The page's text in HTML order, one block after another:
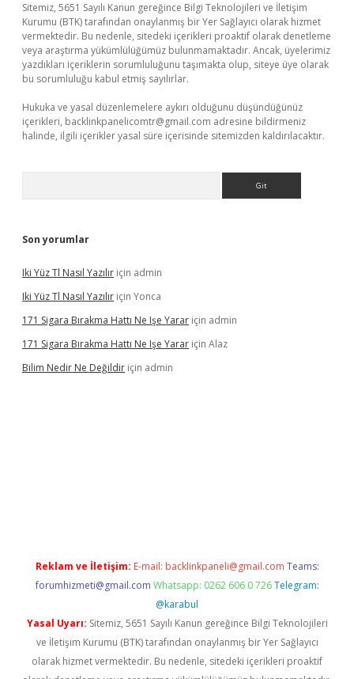
Sitemiz, 5651 Sayılı Kanun gereğince Bilgi Teknolojileri ve İletişim
Kurumu (BTK) tarafından onaylanmış bir Yer Sağlayıcı olarak hizmet
vermektedir. Bu nedenle, sitedeki içerikleri proaktif olarak denetleme
veya araştırma yükümlülüğümüz bulunmamaktadır. Ancak, üyelerimiz
yazdıkları içeriklerin sorumluluğunu taşımakta olup, siteye üye olarak
bu sorumluluğu kabul etmiş sayılırlar.
Hukuka ve yasal düzenlemelere aykırı olduğunu düşündüğünüz
içerikleri, backlinkpanelicomtr@gmail.com adresine bildirmeniz
halinde, ilgili içerikler yasal süre içerisinde sitemizden kaldırılacaktır.
Son yorumlar
Iki Yüz Tl Nasıl Yazılır için admin
Iki Yüz Tl Nasıl Yazılır için Yonca
171 Sigara Bırakma Hattı Ne Işe Yarar için admin
171 Sigara Bırakma Hattı Ne Işe Yarar için Alaz
Bilim Nedir Ne Değildir için admin
Reklam ve İletişim: E-mail: backlinkpaneli@gmail.com Teams:
forumhizmeti@gmail.com Whatsapp: 0262 606 0 726 Telegram:
@karabul
Yasal Uyarı: Sitemiz, 5651 Sayılı Kanun gereğince Bilgi Teknolojileri
ve İletişim Kurumu (BTK) tarafından onaylanmış bir Yer Sağlayıcı
olarak hizmet vermektedir. Bu nedenle, sitedeki içerikleri proaktif